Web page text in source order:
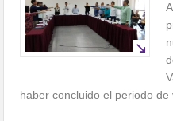
haber concluido el periodo